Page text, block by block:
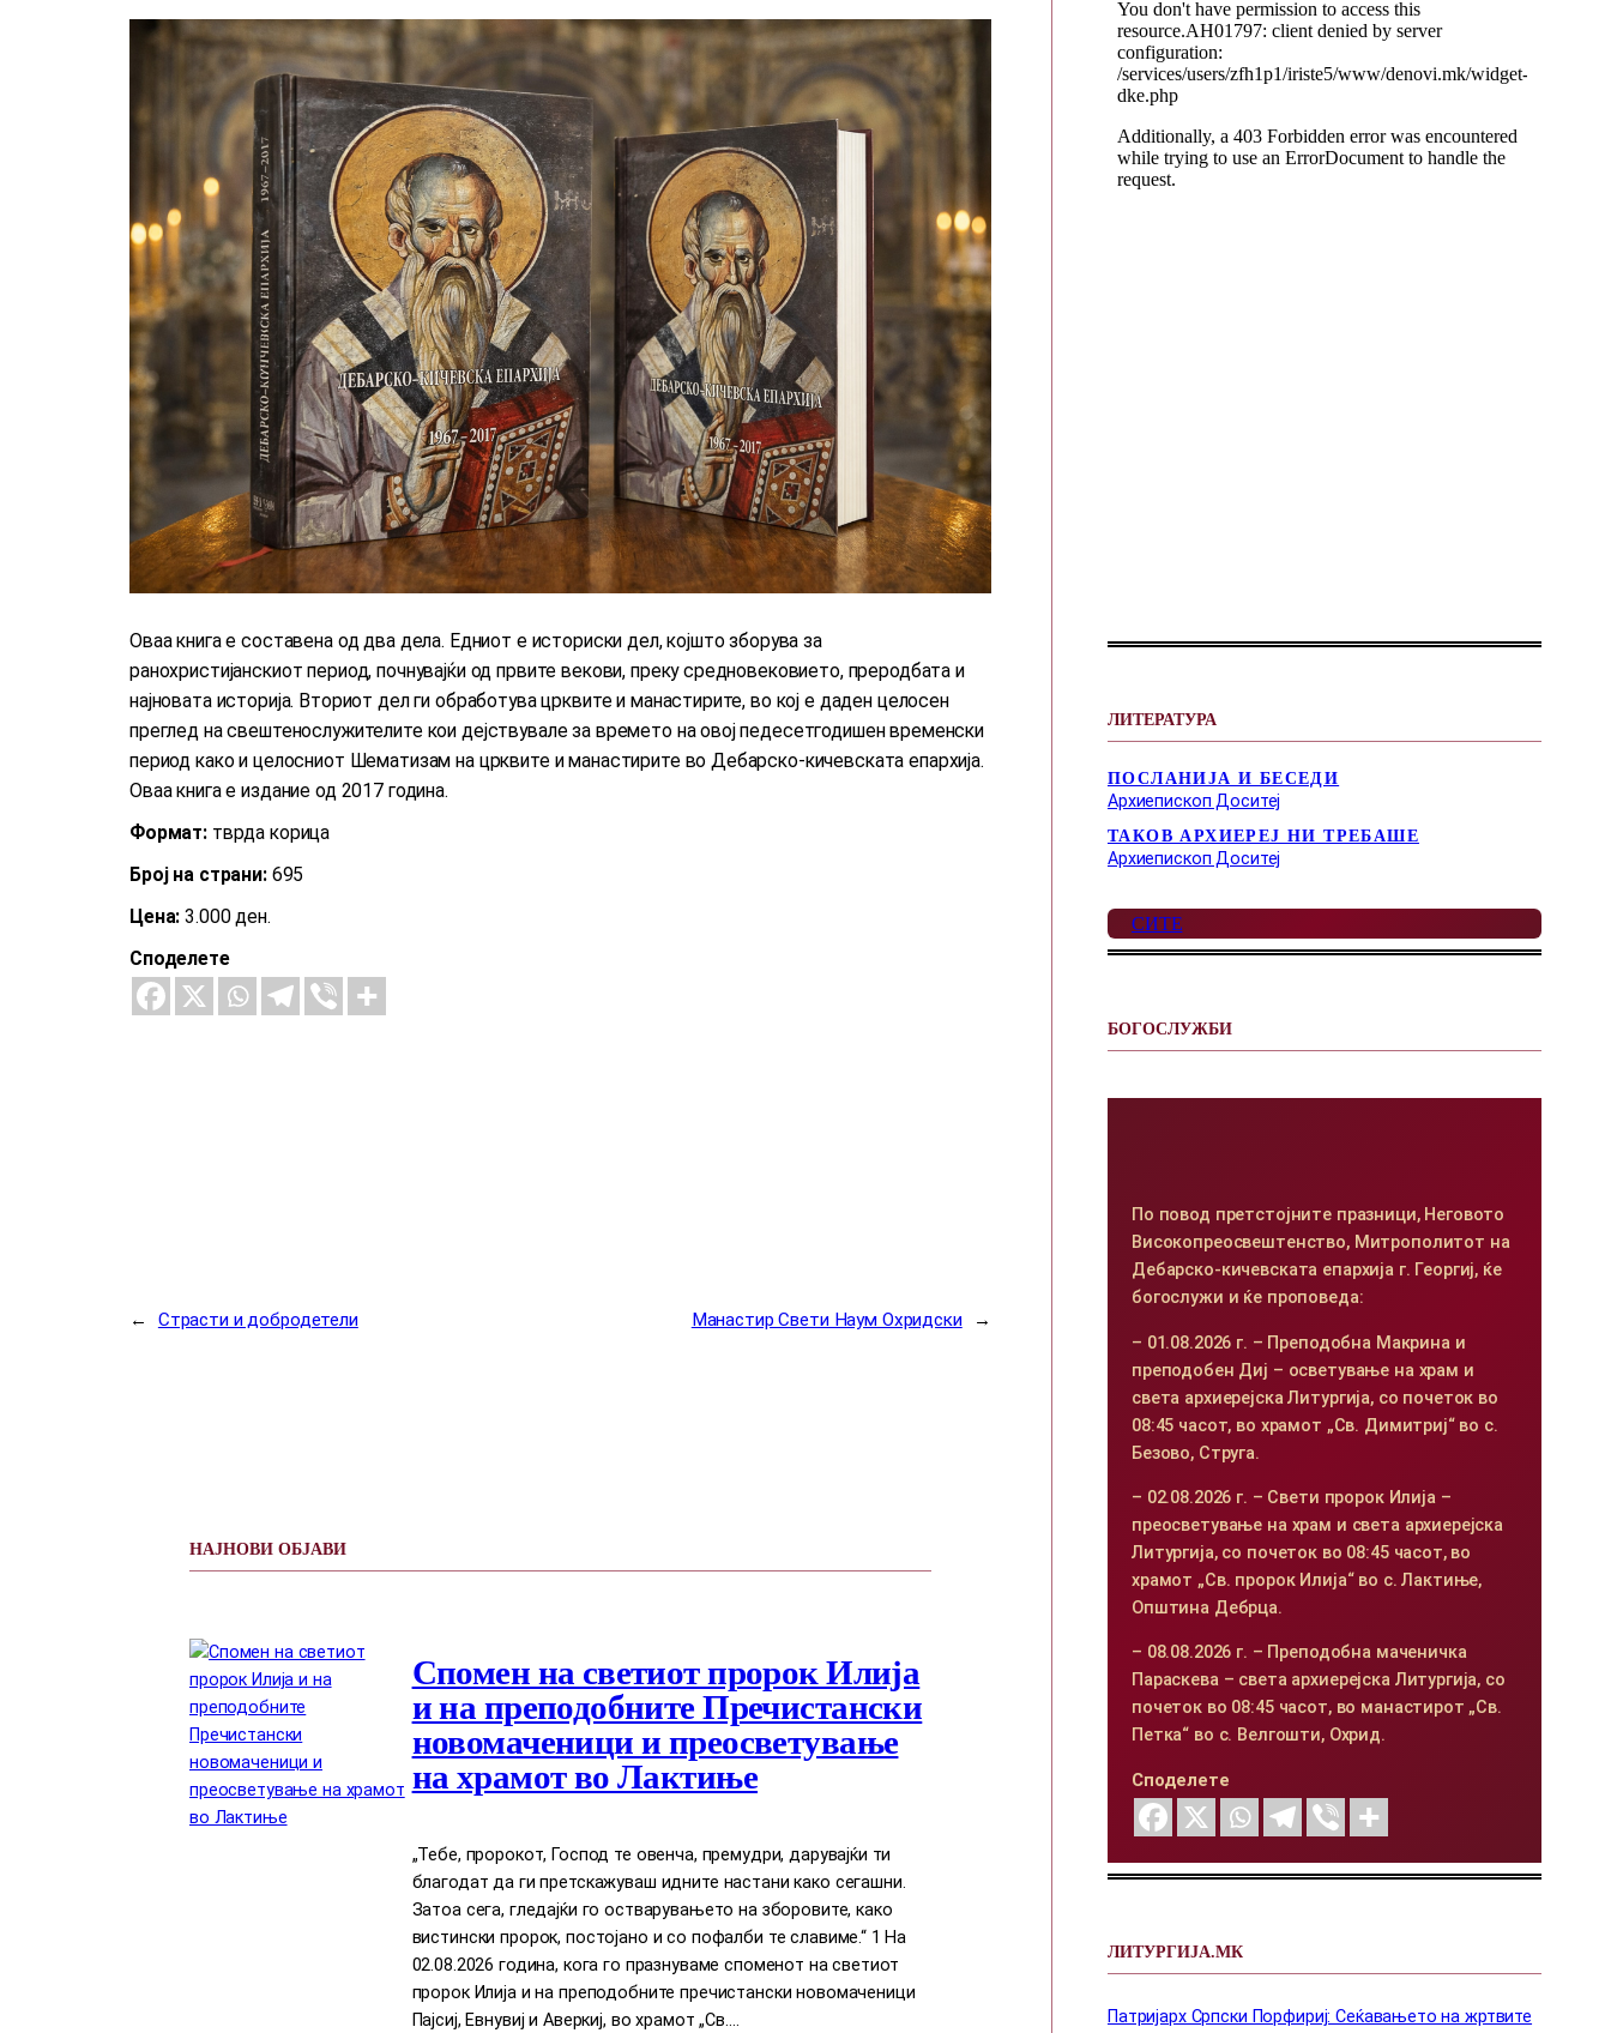
Оваа книга е составена од два дела. Едниот е историски дел, којшто зборува за
ранохристијанскиот период, почнувајќи од првите векови, преку средновековието, преродбата и
најновата историја. Вториот дел ги обработува црквите и манастирите, во кој е даден целосен
преглед на свештенослужителите кои дејствувале за времето на овој педесетгодишен временски
период како и целосниот Шематизам на црквите и манастирите во Дебарско-кичевската епархија.
Оваа книга е издание од 2017 година.
Формат: тврда корица
Број на страни:695
Цена: 3.000 ден.
Споделете
← Страсти и добродетели Манастир Свети Наум Охридски →
НАЈНОВИ ОБЈАВИ
Спомен на светиот пророк Илија
и на преподобните Пречистански
новомаченици и преосветување
на храмот во Лактиње
„Тебе, пророкот, Господ те овенча, премудри, дарувајќи ти
благодат да ги претскажуваш идните настани како сегашни.
Затоа сега, гледајќи го остварувањето на зборовите, како
вистински пророк, постојано и со пофалби те славиме.“ 1 На
02.08.2026 година, кога го празнуваме споменот на светиот
пророк Илија и на преподобните пречистански новомаченици
Пајсиј, Евнувиј и Аверкиј, во храмот „Св.…
ЛИТЕРАТУРА
ПОСЛАНИЈА И БЕСЕДИ
Архиепископ Доситеј
ТАКОВ АРХИЕРЕЈ НИ ТРЕБАШЕ
Архиепископ Доситеј
СИТЕ
БОГОСЛУЖБИ
По повод претстојните празници, Неговото
Високопреосвештенство, Митрополитот на
Дебарско-кичевската епархија г. Георгиј, ќе
богослужи и ќе проповеда:
– 01.08.2026 г. – Преподобна Макрина и
преподобен Диј – осветување на храм и
света архиерејска Литургија, со почеток во
08:45 часот, во храмот „Св. Димитриј“ во с.
Безово, Струга.
– 02.08.2026 г. – Свети пророк Илија –
преосветување на храм и света архиерејска
Литургија, со почеток во 08:45 часот, во
храмот „Св. пророк Илија“ во с. Лактиње,
Општина Дебрца.
– 08.08.2026 г. – Преподобна маченичка
Параскева – света архиерејска Литургија, со
почеток во 08:45 часот, во манастирот „Св.
Петка“ во с. Велгошти, Охрид.
Споделете
ЛИТУРГИЈА.МК
Патријарх Српски Порфириј: Сеќавањето на жртвите